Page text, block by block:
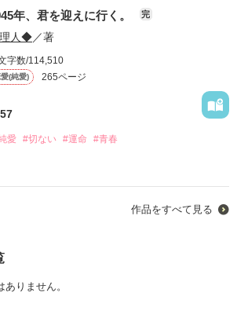
期がん患者として───。
って』
独な王子様に拐われる。
乃々】
が。
サナ】
しまったようなのです。
が、ハル、とだけ』
の高校生活。
し)
。
ボディーガードになって』
年、君を迎えに行く。 完
人◆／著
字数/114,510
(純愛) 265ページ
57
愛 #切ない #運命 #青春
作品をすべて見る
りません。